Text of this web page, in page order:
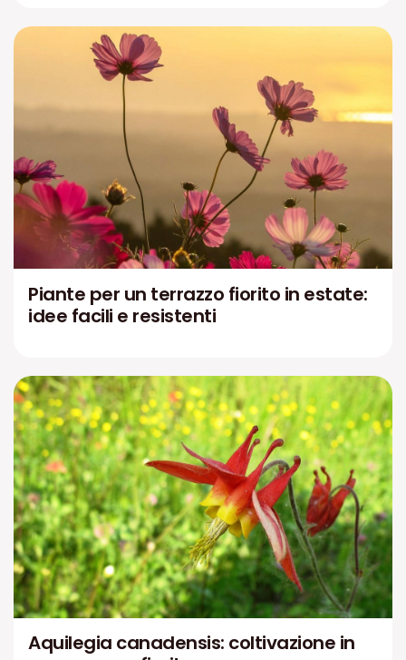
Piante per un terrazzo fiorito in estate:
idee facili e resistenti
Aquilegia canadensis: coltivazione in